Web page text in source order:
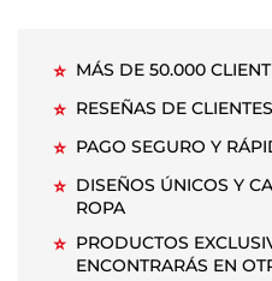
⭐ MÁS DE 50.000
⭐ RESEÑAS DE
⭐ PAGO SEGURO Y
⭐ DISEÑOS ÚNICOS Y
ROPA
⭐ PRODUCTOS
ENCONTRARÁS EN